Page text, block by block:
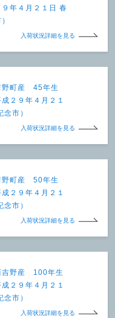
９年４月２１日 春
入荷状況詳細を見る
野町産 45年生
２９年４月２１
念市）
入荷状況詳細を見る
野町産 50年生
２９年４月２１
念市）
入荷状況詳細を見る
吉野産 100年生
２９年４月２１
念市）
入荷状況詳細を見る